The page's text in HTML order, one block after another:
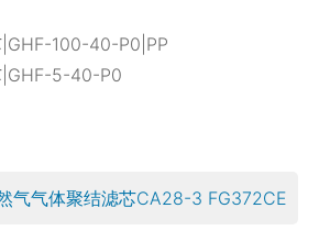
100-40-P0|PP
|GHF-5-40-P0
气气体聚结滤芯CA28-3 FG372CE